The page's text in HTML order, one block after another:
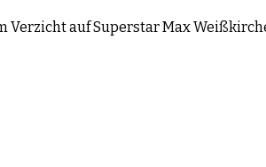
Verzicht auf Superstar Max